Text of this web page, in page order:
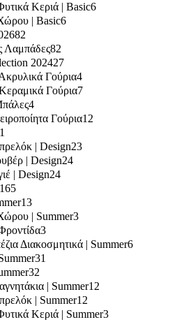
Κεριά | Basic6
| Basic6
82
Λαμπάδες82
202427
Γούρια4
Γούρια7
4
Γούρια12
| Design23
| Design24
| Design24
165
13
| Summer3
3
Διακοσμητικά | Summer6
31
32
| Summer12
| Summer12
Κεριά | Summer3